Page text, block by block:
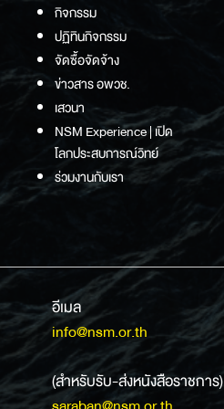
กิจกรรม
ปฏิทินกิจกรรม
จัดซื้อจัดจ้าง
ข่าวสาร อพวช.
เสวนา
NSM Experience | เปิด
โลกประสบการณ์วิทย์
ร่วมงานกับเรา
อีเมล
info@nsm.or.th
(สำหรับรับ-ส่งหนังสือราชการ)